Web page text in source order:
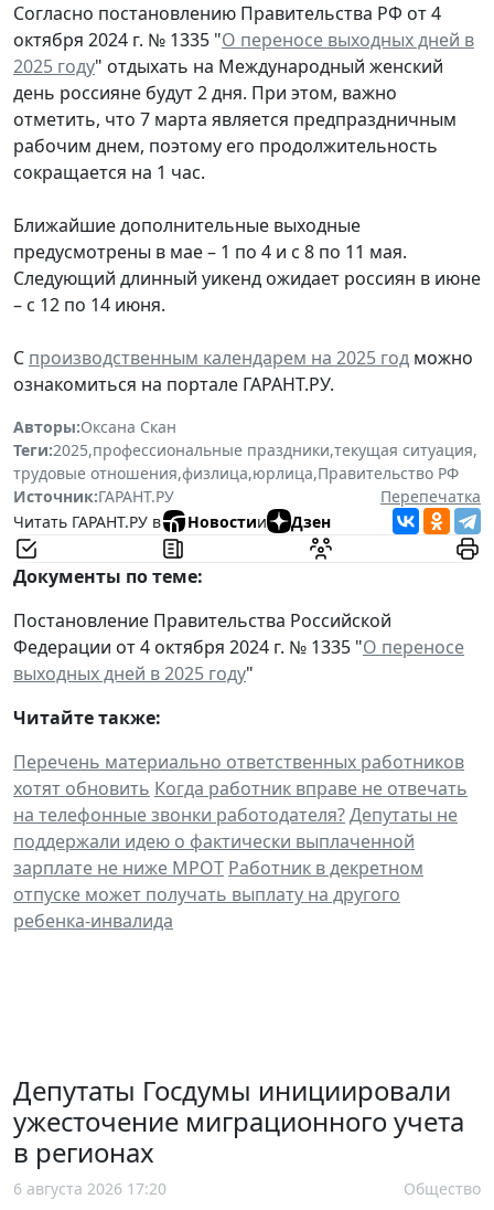
Согласно постановлению Правительства РФ от 4
октября 2024 г. № 1335 "О переносе выходных дней в
2025 году" отдыхать на Международный женский
день россияне будут 2 дня. При этом, важно
отметить, что 7 марта является предпраздничным
рабочим днем, поэтому его продолжительность
сокращается на 1 час.
Ближайшие дополнительные выходные
предусмотрены в мае – 1 по 4 и с 8 по 11 мая.
Следующий длинный уикенд ожидает россиян в июне
– с 12 по 14 июня.
С производственным календарем на 2025 год можно
ознакомиться на портале ГАРАНТ.РУ.
Авторы:Оксана Скан
Теги:2025,профессиональные праздники,текущая ситуация,
трудовые отношения,физлица,юрлица,Правительство РФ
Источник:ГАРАНТ.РУ
Перепечатка
Читать ГАРАНТ.РУ в
Новостии Дзен
Документы по теме:
Постановление Правительства Российской
Федерации от 4 октября 2024 г. № 1335 "О переносе
выходных дней в 2025 году"
Читайте также:
Перечень материально ответственных работников
хотят обновить Когда работник вправе не отвечать
на телефонные звонки работодателя?Депутаты не
поддержали идею о фактически выплаченной
зарплате не ниже МРОТ Работник в декретном
отпуске может получать выплату на другого
ребенка-инвалида
Депутаты Госдумы инициировали
ужесточение миграционного учета
в регионах
6 августа 2026 17:20 Общество